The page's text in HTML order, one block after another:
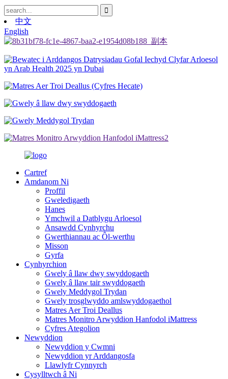
中文
English
Cartref
Amdanom Ni
Proffil
Gweledigaeth
Hanes
Ymchwil a Datblygu Arloesol
Ansawdd Cynhyrchu
Gwerthiannau ac Ôl-werthu
Misson
Gyrfa
Cynhyrchion
Gwely â llaw dwy swyddogaeth
Gwely â llaw tair swyddogaeth
Gwely Meddygol Trydan
Gwely trosglwyddo amlswyddogaethol
Matres Aer Troi Deallus
Matres Monitro Arwyddion Hanfodol iMattress
Cyfres Ategolion
Newyddion
Newyddion y Cwmni
Newyddion yr Arddangosfa
Llawlyfr Cynnyrch
Cysylltwch â Ni